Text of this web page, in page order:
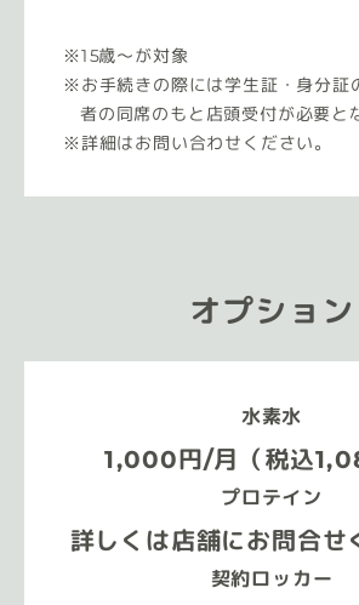
15歳〜が対象
お手続きの際には学生証・身分証
者の同席のもと店頭受付が必要と
詳細はお問い合わせください。
オプション
水素水
1,000円/月（税込
プロテイン
詳しくは店舗にお問合せ
契約ロッカー